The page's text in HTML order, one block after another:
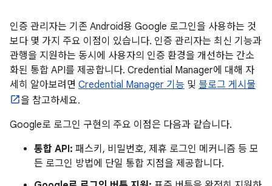
인증 관리자는 기존 Android용 Google 로그인을 사용하는 것
보다 몇 가지 주요 이점이 있습니다. 인증 관리자는 최신 기능과
관행을 지원하는 동시에 사용자의 인증 환경을 개선하는 간소
화된 통합 API를 제공합니다. Credential Manager에 대해 자
세히 알아보려면 Credential Manager 기능 및 블로그 게시물
을 참고하세요.
Google로 로그인 구현의 주요 이점은 다음과 같습니다.
통합 API: 패스키, 비밀번호, 제휴 로그인 메커니즘 등 모
든 로그인 방법에 단일 통합 지점을 제공합니다.